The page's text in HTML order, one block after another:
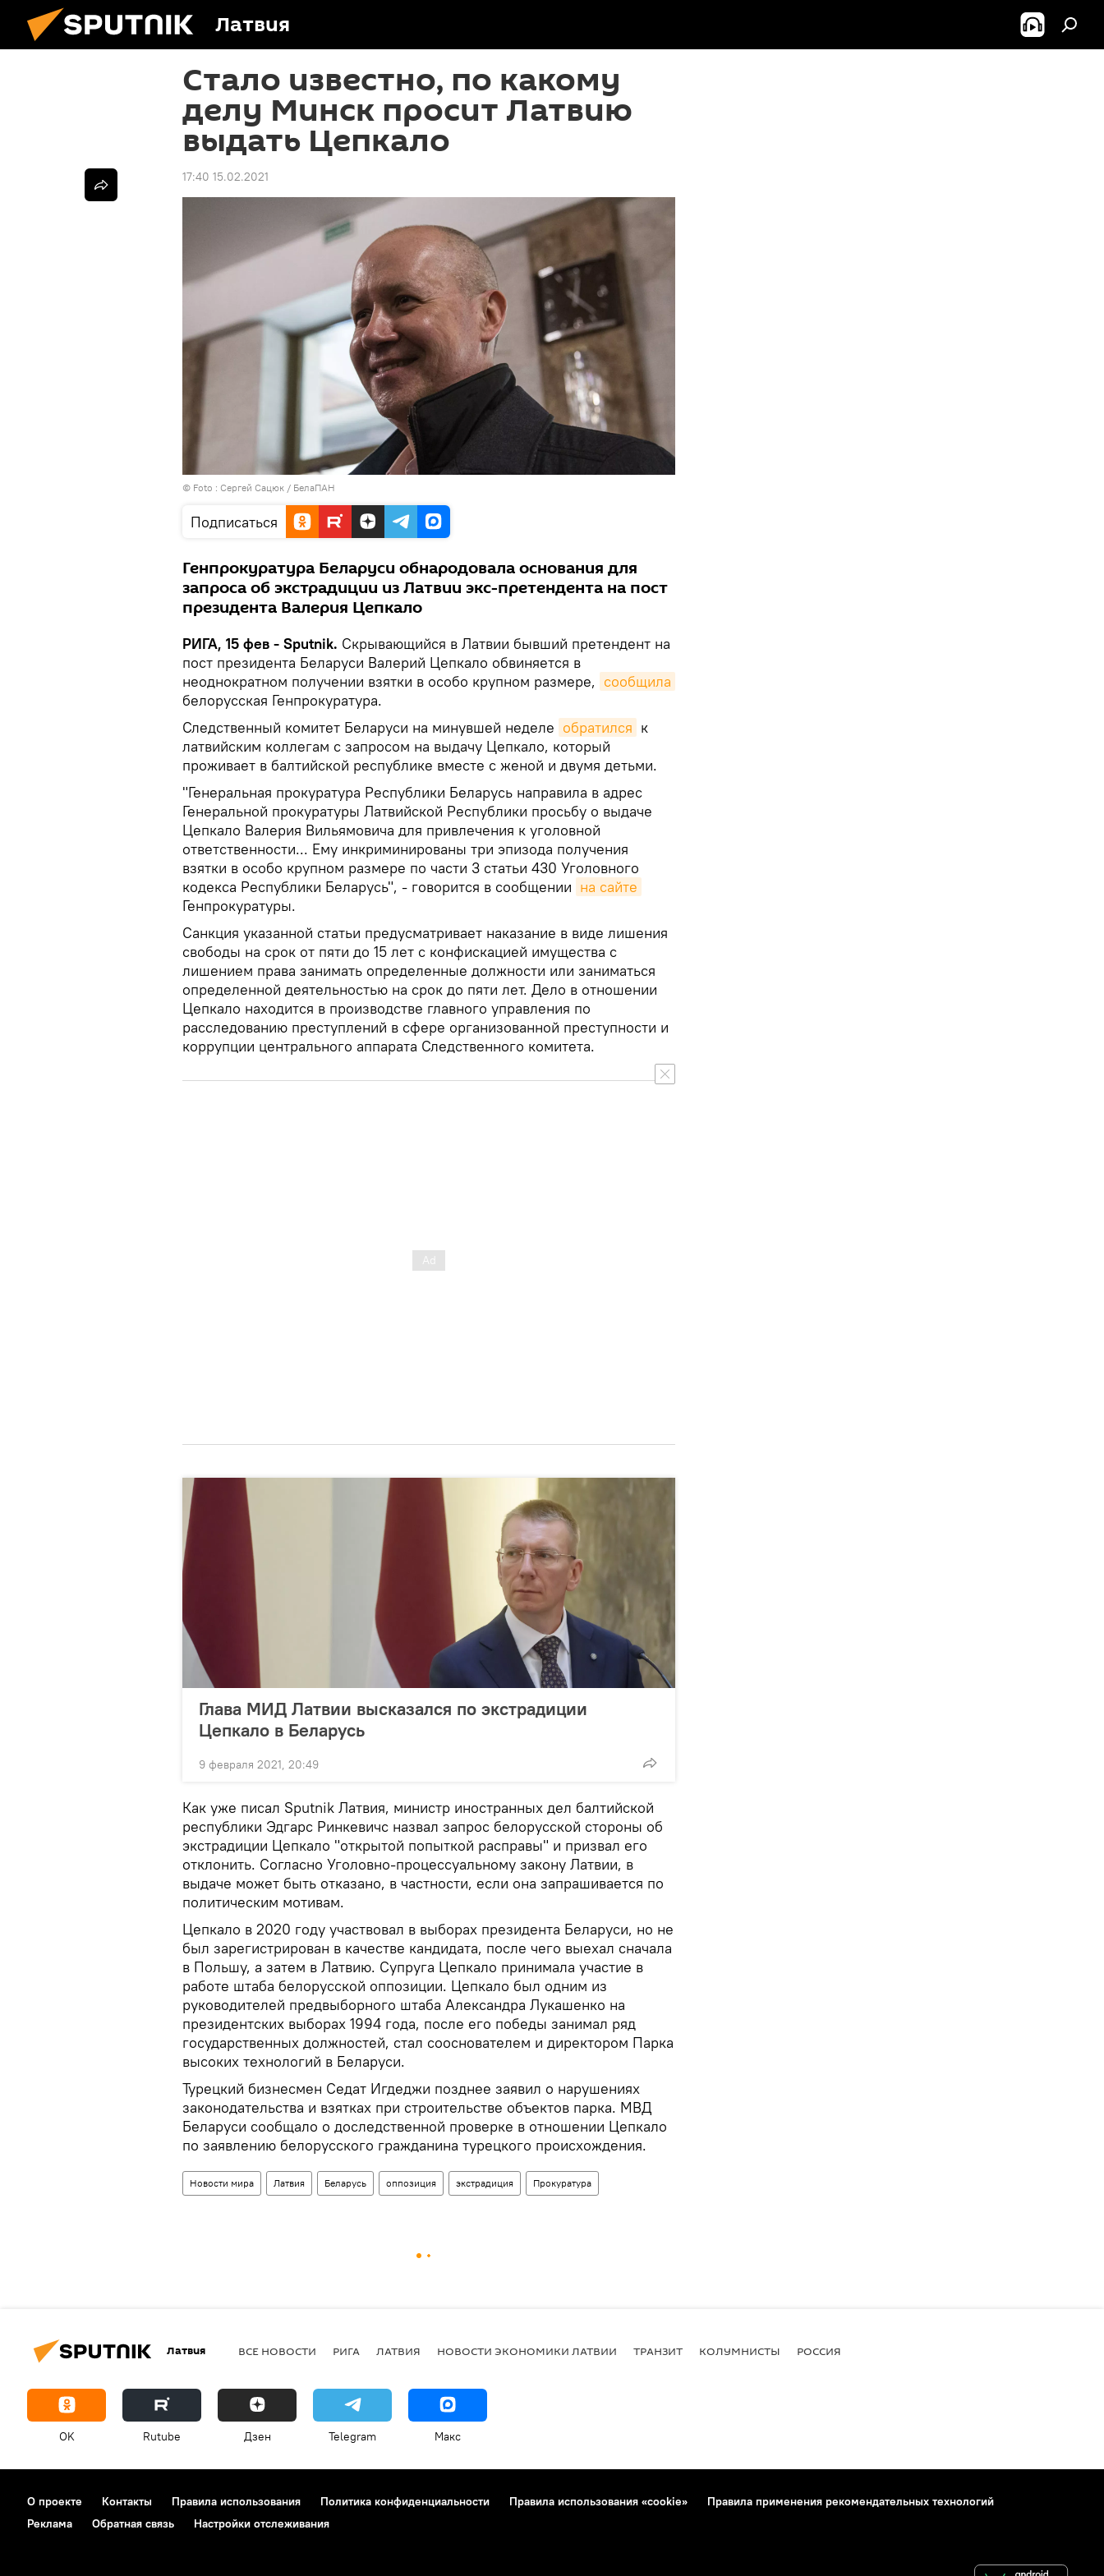
Латвия
Стало известно, по какому
делу Минск просит Латвию
выдать Цепкало
17:40 15.02.2021
© Foto : Сергей Сацюк / БелаПАН
Подписаться
Генпрокуратура Беларуси обнародовала основания для
запроса об экстрадиции из Латвии экс-претендента на пост
президента Валерия Цепкало
РИГА, 15 фев - Sputnik. Скрывающийся в Латвии бывший претендент на
пост президента Беларуси Валерий Цепкало обвиняется в
неоднократном получении взятки в особо крупном размере, сообщила
белорусская Генпрокуратура.
Следственный комитет Беларуси на минувшей неделе обратился к
латвийским коллегам с запросом на выдачу Цепкало, который
проживает в балтийской республике вместе с женой и двумя детьми.
"Генеральная прокуратура Республики Беларусь направила в адрес
Генеральной прокуратуры Латвийской Республики просьбу о выдаче
Цепкало Валерия Вильямовича для привлечения к уголовной
ответственности... Ему инкриминированы три эпизода получения
взятки в особо крупном размере по части 3 статьи 430 Уголовного
кодекса Республики Беларусь", - говорится в сообщении на сайте
Генпрокуратуры.
Санкция указанной статьи предусматривает наказание в виде лишения
свободы на срок от пяти до 15 лет с конфискацией имущества с
лишением права занимать определенные должности или заниматься
определенной деятельностью на срок до пяти лет. Дело в отношении
Цепкало находится в производстве главного управления по
расследованию преступлений в сфере организованной преступности и
коррупции центрального аппарата Следственного комитета.
Глава МИД Латвии высказался по экстрадиции
Цепкало в Беларусь
9 февраля 2021, 20:49
Как уже писал Sputnik Латвия, министр иностранных дел балтийской
республики Эдгарс Ринкевичс назвал запрос белорусской стороны об
экстрадиции Цепкало "открытой попыткой расправы" и призвал его
отклонить. Согласно Уголовно-процессуальному закону Латвии, в
выдаче может быть отказано, в частности, если она запрашивается по
политическим мотивам.
Цепкало в 2020 году участвовал в выборах президента Беларуси, но не
был зарегистрирован в качестве кандидата, после чего выехал сначала
в Польшу, а затем в Латвию. Супруга Цепкало принимала участие в
работе штаба белорусской оппозиции. Цепкало был одним из
руководителей предвыборного штаба Александра Лукашенко на
президентских выборах 1994 года, после его победы занимал ряд
государственных должностей, стал сооснователем и директором Парка
высоких технологий в Беларуси.
Турецкий бизнесмен Седат Игдеджи позднее заявил о нарушениях
законодательства и взятках при строительстве объектов парка. МВД
Беларуси сообщало о доследственной проверке в отношении Цепкало
по заявлению белорусского гражданина турецкого происхождения.
Новости мира Латвия Беларусь оппозиция экстрадиция Прокуратура
Латвия ВСЕ НОВОСТИ РИГА ЛАТВИЯ НОВОСТИ ЭКОНОМИКИ ЛАТВИИ ТРАНЗИТ КОЛУМНИСТЫ РОССИЯ
OK Rutube Дзен Telegram Макс
О проекте Контакты Правила использования Политика конфиденциальности Правила использования «cookie»
Правила применения рекомендательных технологий
Реклама
Обратная связь Настройки отслеживания